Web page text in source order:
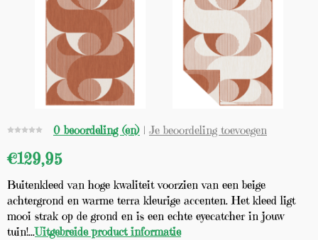
0 beoordeling (en) | Je beoordeling toevoegen
€129,95
Buitenkleed van hoge kwaliteit voorzien van een beige
achtergrond en warme terra kleurige accenten. Het kleed ligt
mooi strak op de grond en is een echte eyecatcher in jouw
tuin!...Uitgebreide product informatie